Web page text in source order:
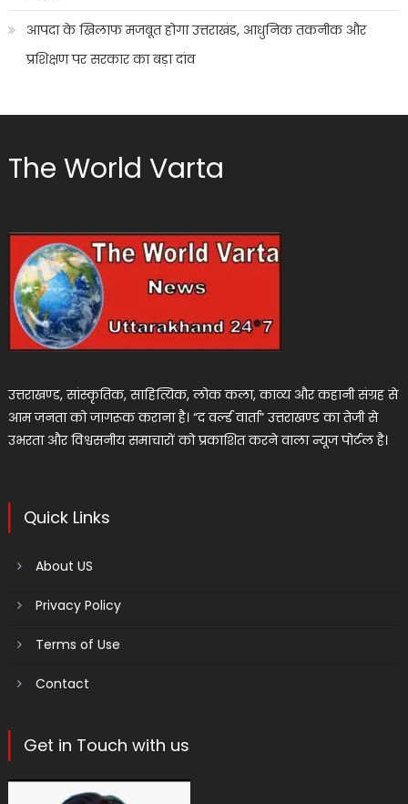
आपदा के खिलाफ मजबूत होगा उत्तराखंड, आधुनिक तकनीक और
प्रशिक्षण पर सरकार का बड़ा दांव
The World Varta
उत्तराखण्ड, सांस्कृतिक, साहित्यिक, लोक कला, काव्य और कहानी संग्रह से
आम जनता को जागरूक कराना है। “द वर्ल्ड वार्ता” उत्तराखण्ड का तेजी से
उभरता और विश्वसनीय समाचारों को प्रकाशित करने वाला न्यूज पोर्टल है।
Quick Links
About US
Privacy Policy
Terms of Use
Contact
Get in Touch with us